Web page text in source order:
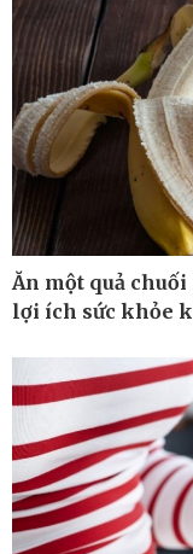
Thế giới
Quan sát
Cuộc sống đó đây
Hồ sơ
Kinh tế
Bất động sản
Khởi nghiệp
Ăn một quả
lợi ích sức khỏe